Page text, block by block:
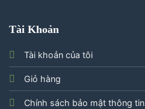
Tài Khoản
Tài khoản của tôi
Giỏ hàng
Chính sách bảo mật thông tin